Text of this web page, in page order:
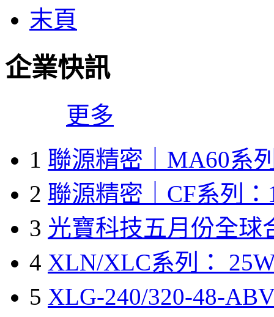
末頁
企業快訊
更多
1 聯源精密｜MA60系
2 聯源精密｜CF系列：
3 光寶科技五月份全球
4 XLN/XLC系列：
5 XLG-240/320-48-